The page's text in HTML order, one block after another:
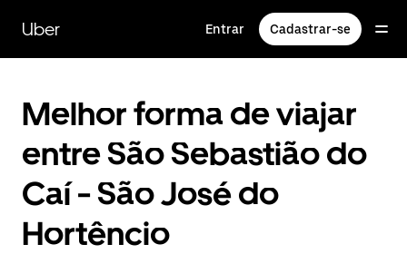
para
conteúdo
Uber Entrar Cadastrar-se
Melhor forma de viajar
entre São Sebastião do
Caí - São José do
Hortêncio